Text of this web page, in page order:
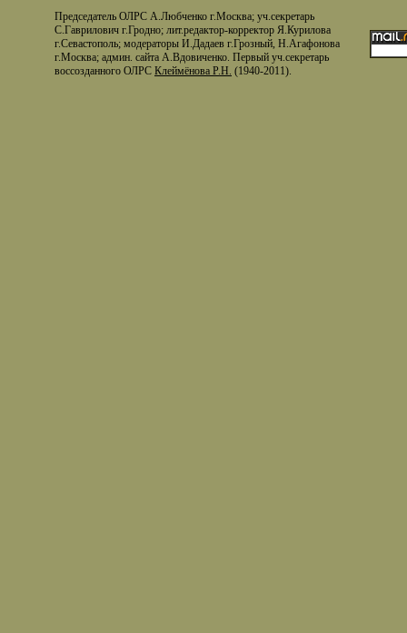
Председатель ОЛРС А.Любченко г.Москва; уч.секретарь
С.Гаврилович г.Гродно; лит.редактор-корректор Я.Курилова
г.Севастополь; модераторы И.Дадаев г.Грозный, Н.Агафонова
г.Москва; админ. сайта А.Вдовиченко. Первый уч.секретарь
воссозданного ОЛРС Клеймёнова Р.Н. (1940-2011).